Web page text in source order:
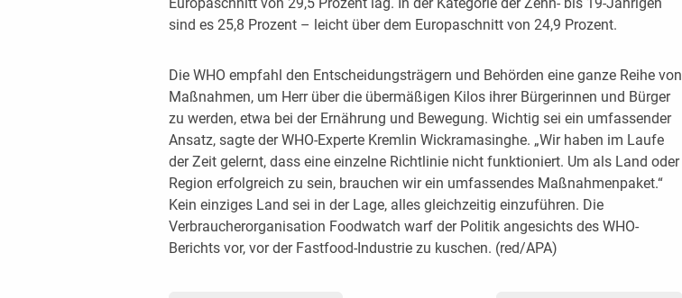
sind es 25,8 Prozent – leicht über dem Europaschnitt von 24,9 Prozent.
Die WHO empfahl den Entscheidungsträgern und Behörden eine ganze Reihe von
Maßnahmen, um Herr über die übermäßigen Kilos ihrer Bürgerinnen und Bürger
zu werden, etwa bei der Ernährung und Bewegung. Wichtig sei ein umfassender
Ansatz, sagte der WHO-Experte Kremlin Wickramasinghe. „Wir haben im Laufe
der Zeit gelernt, dass eine einzelne Richtlinie nicht funktioniert. Um als Land oder
Region erfolgreich zu sein, brauchen wir ein umfassendes Maßnahmenpaket.“
Kein einziges Land sei in der Lage, alles gleichzeitig einzuführen. Die
Verbraucherorganisation Foodwatch warf der Politik angesichts des WHO-
Berichts vor, vor der Fastfood-Industrie zu kuschen. (red/APA)